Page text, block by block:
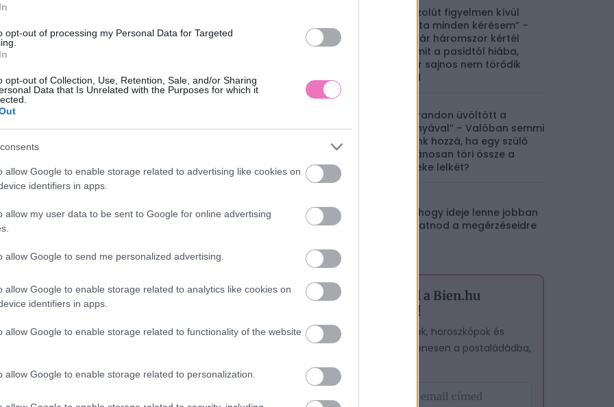
opt-out of processing my Personal Data for Targeted
opt-out of Collection, Use, Retention, Sale, and/or Sharing
Data that Is Unrelated with the Purposes for which it
allow Google to enable storage related to advertising like cookies on
identifiers in apps.
allow my user data to be sent to Google for online advertising
allow Google to send me personalized advertising.
allow Google to enable storage related to analytics like cookies on
identifiers in apps.
allow Google to enable storage related to functionality of the website
allow Google to enable storage related to personalization.
jó
belső béke? Az
ashwagandha
meglepő hatása
jelképezi
energiája
a burkolt jelentést hordozza. Ha így van, akkor
hiszen szegény rokonod csak beszélgetni próbál,
„Abszolút figyelmen kívül
hagyta minden kérésem” –
Ha már háromszor kértél
valamit a pasidtól hiába,
akkor sajnos nem törődik
veled
„A strandon üvöltött a
kislányával” – Valóban semmi
közünk hozzá, ha egy szülő
nyilvánosan töri össze a
gyereke lelkét?
5 jel, hogy ideje lenne jobban
hallgatnod a megérzéseidre
Iratkozz fel a Bien.hu
hírlevelére!
A legjobb cikkek, horoszkópok és
tesztek – egyenesen a postaládádba,